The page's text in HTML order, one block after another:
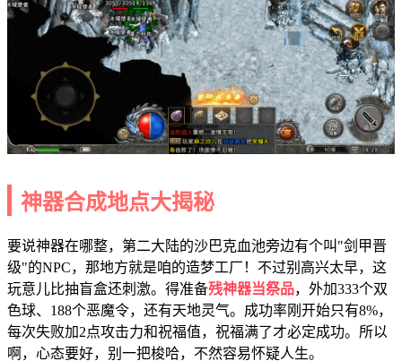
神器合成地点大揭秘
要说神器在哪整，第二大陆的沙巴克血池旁边有个叫"剑甲晋
级"的NPC，那地方就是咱的造梦工厂！不过别高兴太早，这
玩意儿比抽盲盒还刺激。得准备残神器当祭品，外加333个双
色球、188个恶魔令，还有天地灵气。成功率刚开始只有8%，
每次失败加2点攻击力和祝福值，祝福满了才必定成功。所以
啊，心态要好，别一把梭哈，不然容易怀疑人生。